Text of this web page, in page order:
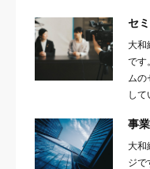
セ
大和
です
ムの
して
事
大和
ジで